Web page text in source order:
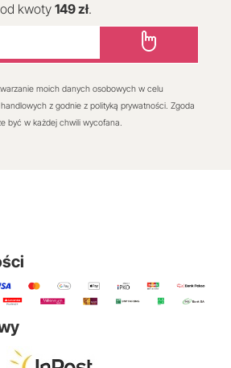
kwoty 149 zł.
moich danych osobowych w celu
z godnie z polityką prywatności. Zgoda
być w każdej chwili wycofana.